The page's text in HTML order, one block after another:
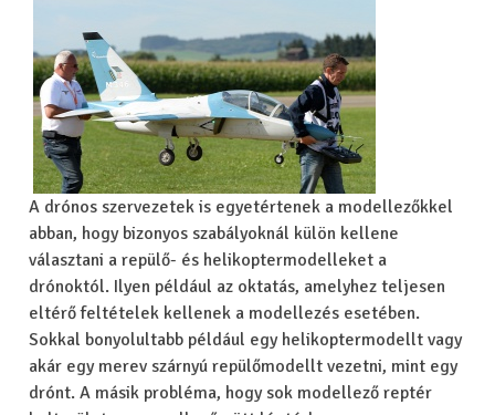
A drónos szervezetek is egyetértenek a modellezőkkel
abban, hogy bizonyos szabályoknál külön kellene
választani a repülő- és helikoptermodelleket a
drónoktól. Ilyen például az oktatás, amelyhez teljesen
eltérő feltételek kellenek a modellezés esetében.
Sokkal bonyolultabb például egy helikoptermodellt vagy
akár egy merev szárnyú repülőmodellt vezetni, mint egy
drónt. A másik probléma, hogy sok modellező reptér